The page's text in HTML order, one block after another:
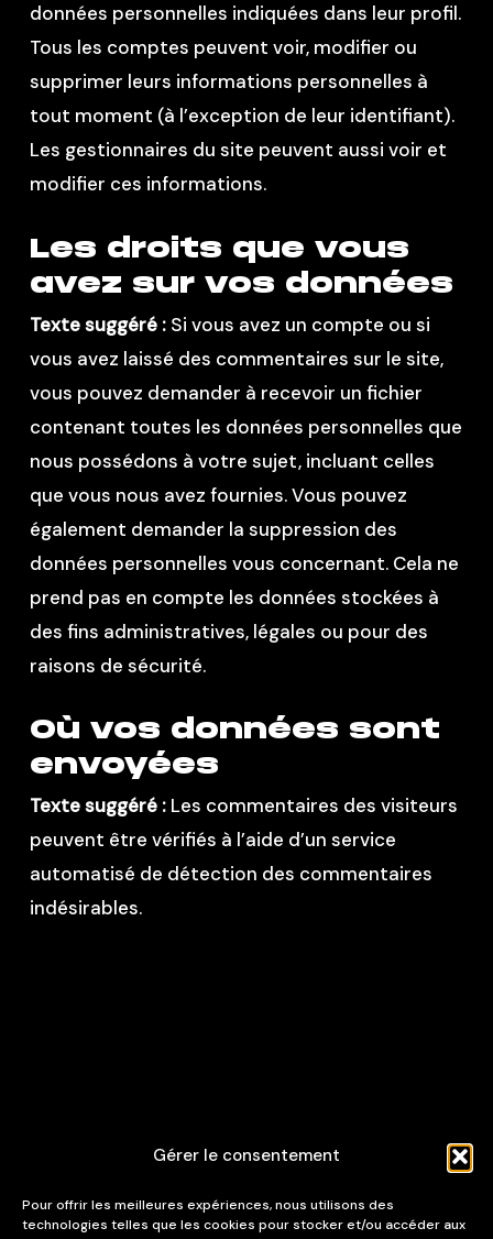
Gérer le consentement
Pour offrir les meilleures expériences, nous utilisons des
technologies telles que les cookies pour stocker et/ou accéder aux
données personnelles indiquées dans leur profil.
Tous les comptes peuvent voir, modifier ou
supprimer leurs informations personnelles à
tout moment (à l’exception de leur identifiant).
Les gestionnaires du site peuvent aussi voir et
modifier ces informations.
Les droits que vous
avez sur vos données
Texte suggéré : Si vous avez un compte ou si
vous avez laissé des commentaires sur le site,
vous pouvez demander à recevoir un fichier
contenant toutes les données personnelles que
nous possédons à votre sujet, incluant celles
que vous nous avez fournies. Vous pouvez
également demander la suppression des
données personnelles vous concernant. Cela ne
prend pas en compte les données stockées à
des fins administratives, légales ou pour des
raisons de sécurité.
Où vos données sont
envoyées
Texte suggéré : Les commentaires des visiteurs
peuvent être vérifiés à l’aide d’un service
automatisé de détection des commentaires
indésirables.